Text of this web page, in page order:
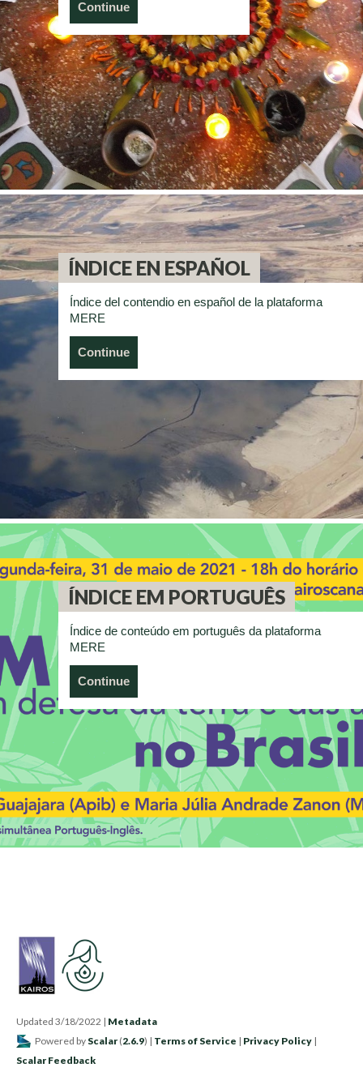
Continue
ÍNDICE EN ESPAÑOL
Índice del contendio en español de la plataforma
MERE
Continue
ÍNDICE EM PORTUGUÊS
Índice de conteúdo em português da plataforma
MERE
Continue
Updated 3/18/2022 | Metadata
Powered by Scalar (2.6.9) | Terms of Service | Privacy Policy |
Scalar Feedback